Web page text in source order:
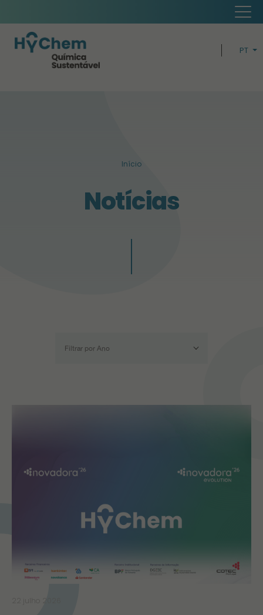
PT
Início
Notícias
Filtrar por Ano